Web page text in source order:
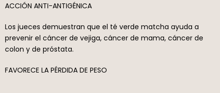
ACCIÓN ANTI-ANTIGÉNICA
Los jueces demuestran que el té verde matcha ayuda a
prevenir el cáncer de vejiga, cáncer de mama, cáncer de
colon y de próstata.
FAVORECE LA PÉRDIDA DE PESO